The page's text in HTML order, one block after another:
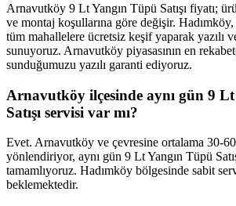
Arnavutköy 9 Lt Yangın Tüpü Satışı fiyatı;
ve montaj koşullarına göre değişir.
tüm mahallelere ücretsiz keşif yaparak
sunuyoruz. Arnavutköy piyasasının en
sunduğumuzu yazılı garanti ediyoruz.
Arnavutköy ilçesinde aynı gün 9
Satışı servisi var mı?
Evet. Arnavutköy ve çevresine ortalama 30-
yönlendiriyor, aynı gün 9 Lt Yangın Tüpü
tamamlıyoruz. Hadımköy bölgesinde sabit
beklemektedir.